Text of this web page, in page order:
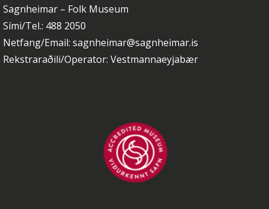
Sagnheimar – Folk Museum
Sími/Tel.: 488 2050
Netfang/Email: sagnheimar@sagnheimar.is
Rekstraraðili/Operator: Vestmannaeyjabær